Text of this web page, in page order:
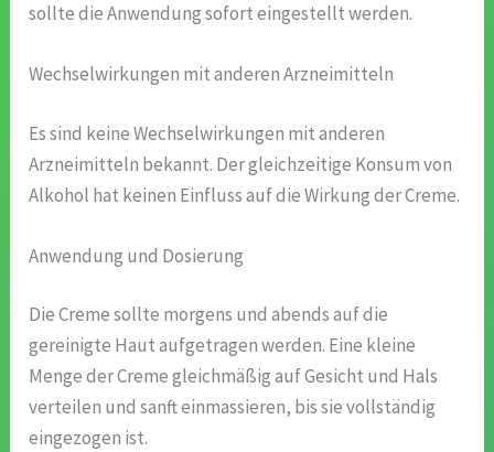
sollte die Anwendung sofort eingestellt werden.
Wechselwirkungen mit anderen Arzneimitteln
Es sind keine Wechselwirkungen mit anderen
Arzneimitteln bekannt. Der gleichzeitige Konsum von
Alkohol hat keinen Einfluss auf die Wirkung der Creme.
Anwendung und Dosierung
Die Creme sollte morgens und abends auf die
gereinigte Haut aufgetragen werden. Eine kleine
Menge der Creme gleichmäßig auf Gesicht und Hals
verteilen und sanft einmassieren, bis sie vollständig
eingezogen ist.